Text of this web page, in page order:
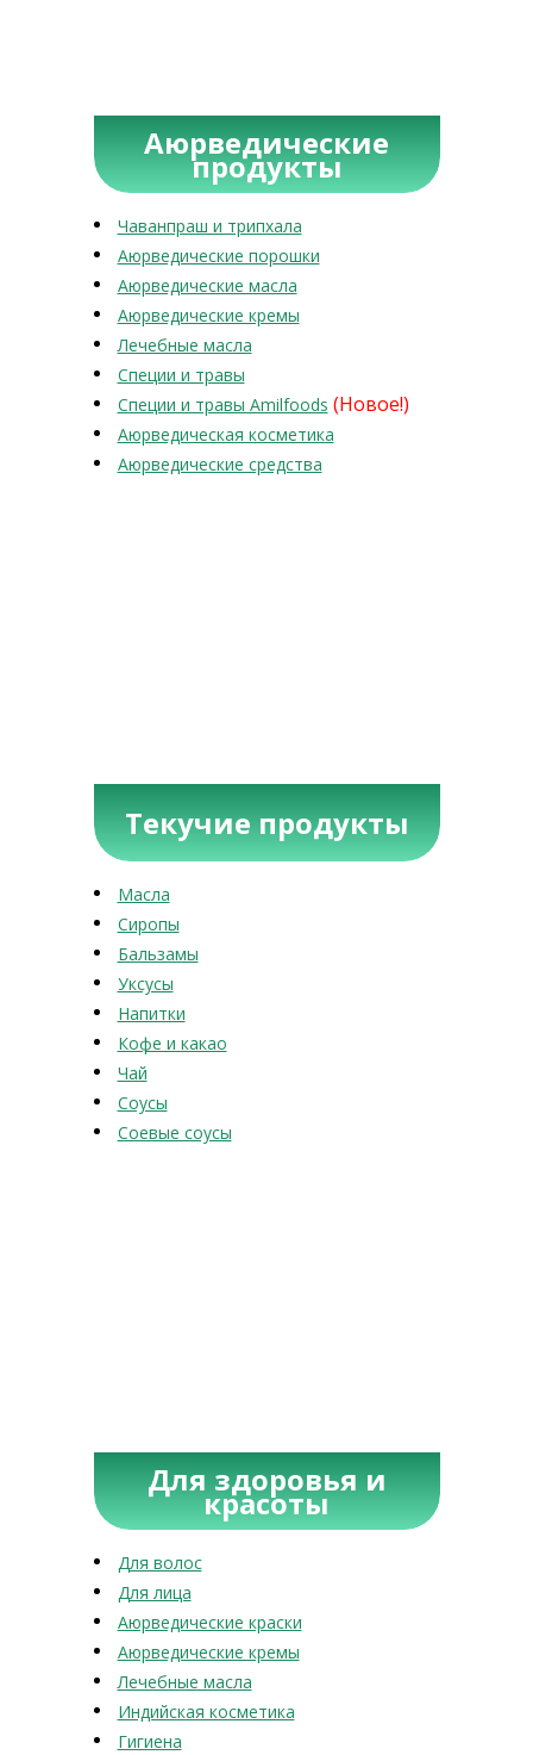
Аюрведические
продукты
Чаванпраш и трипхала
Аюрведические порошки
Аюрведические масла
Аюрведические кремы
Лечебные масла
Специи и травы
Специи и травы Amilfoods (Новое!)
Аюрведическая косметика
Аюрведические средства
Текучие продукты
Масла
Сиропы
Бальзамы
Уксусы
Напитки
Кофе и какао
Чай
Соусы
Соевые соусы
Для здоровья и
красоты
Для волос
Для лица
Аюрведические краски
Аюрведические кремы
Лечебные масла
Индийская косметика
Гигиена